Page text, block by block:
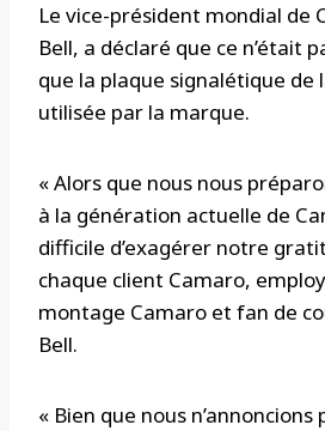
Le vice-président mondial de
Bell, a déclaré que ce n’était
que la plaque signalétique de
utilisée par la marque.
« Alors que nous nous
à la génération actuelle de
difficile d’exagérer notre
chaque client Camaro,
montage Camaro et fan de
Bell.
« Bien que nous n’annoncions